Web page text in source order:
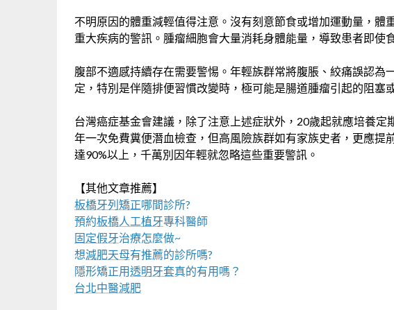
不明原因的體重減輕值得注意。沒有刻意節食或增加運動量，體
重大疾病的警訊。腫瘤細胞會大量消耗身體能量，導致患者即使
腹部不適感持續存在需要警惕。年輕族群常將腹脹、絞痛誤認為
定，特別是伴隨排便習慣改變時，極可能是腸道腫瘤引起的阻塞
台灣癌症基金會建議，除了注意上述症狀外，20歲起就應培養
年一次免費糞便潛血檢查，但高風險族群如有家族史者，更應提
達90%以上，千萬別因年輕就忽略這些重要警訊。
【其他文章推薦】
板橋牙列矯正哪間診所?
預約板橋人工植牙專科醫師
固定假牙治療怎麼做~
想減肥天母有推薦的診所嗎?
隱形矯正用透明牙套真的有用嗎？
台北中醫減肥